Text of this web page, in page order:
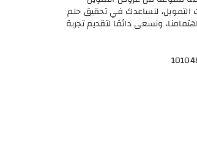
التمويل، لنساعدك في تحقيق حلم
ونسعى دائمًا لتقديم تجربة